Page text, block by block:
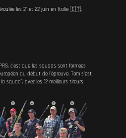
les 21 et 22 juin en Italie 🇮🇹.
c'est que les squads sont formées
au début de l'épreuve. Tom s'est
squad1, avec les 12 meilleurs tireurs